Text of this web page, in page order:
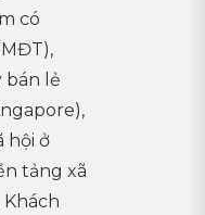
có
bán lẻ
hội ở
tảng xã
Khách